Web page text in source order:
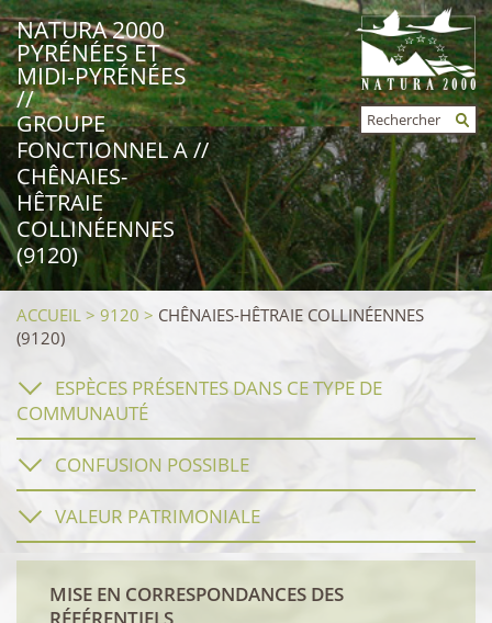
NATURA 2000
PYRÉNÉES ET
MIDI-PYRÉNÉES
//
GROUPE
FONCTIONNEL A //
CHÊNAIES-
HÊTRAIE
COLLINÉENNES
(9120)
FORMULAIRE
DE
RECHERCHE
Rechercher
ACCUEIL > 9120 > CHÊNAIES-HÊTRAIE COLLINÉENNES
(9120)
ESPÈCES PRÉSENTES DANS CE TYPE DE
COMMUNAUTÉ
CONFUSION POSSIBLE
VALEUR PATRIMONIALE
MISE EN CORRESPONDANCES DES